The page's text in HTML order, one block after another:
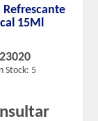
Refrescante
15Ml
23020
Stock: 5